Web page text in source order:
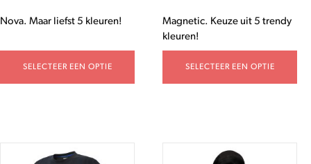
Nova. Maar liefst 5 kleuren!
SELECTEER EEN OPTIE
Magnetic. Keuze uit 5 trendy
kleuren!
SELECTEER EEN OPTIE